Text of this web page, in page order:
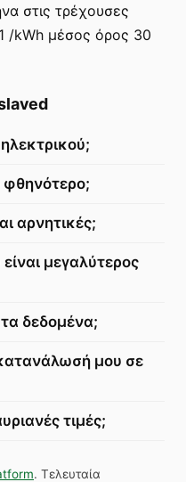
στις τρέχουσες
/kWh μέσος όρος 30
φθηνότερο;
αρνητικές;
μεγαλύτερος
δεδομένα;
μου σε
τιμές;
. Τελευταία